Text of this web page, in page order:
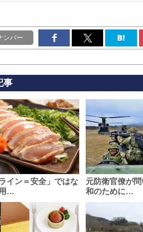
ンバー
事
イン＝安全」ではな
…
元防衛官僚が
和のために…